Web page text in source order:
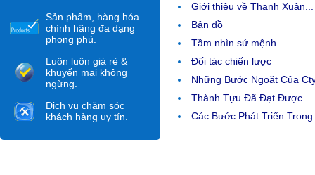
Sản phẩm, hàng hóa
chính hãng đa dạng
phong phú.
Luôn luôn giá rẻ &
khuyến mại không
ngừng.
Dịch vụ chăm sóc
khách hàng uy tín.
Giới thiệu về Thanh Xuân...
Bản đồ
Tầm nhìn sứ mệnh
Đối tác chiến lược
Những Bước Ngoặt Của
Thành Tựu Đã Đạt Được
Các Bước Phát Triển